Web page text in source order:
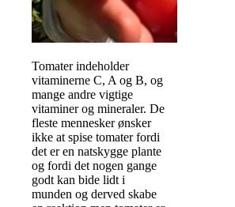
Tomater indeholder
vitaminerne C, A og B, og
mange andre vigtige
vitaminer og mineraler. De
fleste mennesker ønsker
ikke at spise tomater fordi
det er en natskygge plante
og fordi det nogen gange
godt kan bide lidt i
munden og derved skabe